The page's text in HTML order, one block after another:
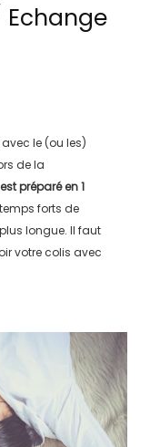
le (ou les)
de la
préparé en1
forts de
longue. Il faut
votre colis avec